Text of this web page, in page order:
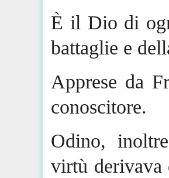
È il Dio di
battaglie e
Apprese da
conoscitore.
Odino,
virtù derivava